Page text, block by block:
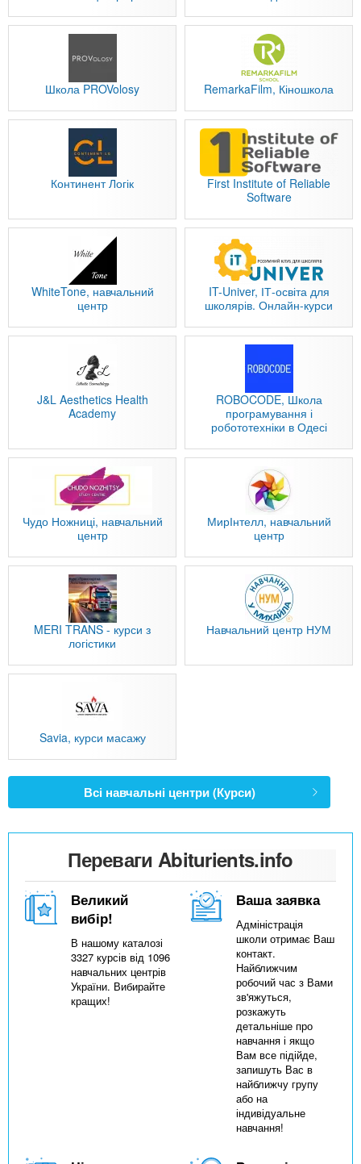
Школа PROVolosy RemarkaFilm, Кіношкола
Континент Логік
First Institute of Reliable
Software
WhiteTone, навчальний
центр
IT-Univer, ІТ-освіта для
школярів. Онлайн-курси
J&L Aesthetics Health
Academy
ROBOCODE, Школа
програмування і
робототехніки в Одесі
Чудо Ножниці, навчальний
центр
МирІнтелл, навчальний
центр
MERI TRANS - курси з
логістики
Навчальний центр НУМ
Savia, курси масажу
Всі навчальні центри (Курси)
Переваги Abiturients.info
Великий
вибір!
В нашому каталозі
3327 курсів від 1096
навчальних центрів
України. Вибирайте
кращих!
Ваша заявка
Адміністрація
школи отримає Ваш
контакт.
Найближчим
робочий час з Вами
зв'яжуться,
розкажуть
детальніше про
навчання і якщо
Вам все підійде,
запишуть Вас в
найближчу групу
або на
індивідуальне
навчання!